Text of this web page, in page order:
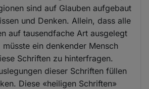
sind auf Glauben aufgebaut
und Denken. Allein, dass alle
auf tausendfache Art ausgelegt
ein denkender Mensch
Schriften zu hinterfragen.
dieser Schriften füllen
Diese «heiligen Schriften»